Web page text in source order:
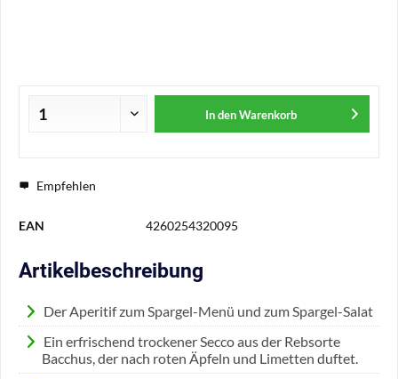
In den Warenkorb
Empfehlen
EAN 4260254320095
Artikelbeschreibung
Der Aperitif zum Spargel-Menü und zum Spargel-Salat
Ein erfrischend trockener Secco aus der Rebsorte
Bacchus, der nach roten Äpfeln und Limetten duftet.